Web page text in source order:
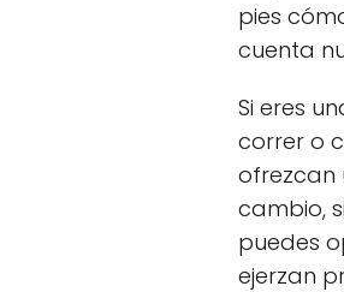
pies
cuenta
Si eres
correr o
ofrezcan
cambio,
puedes
ejerzan